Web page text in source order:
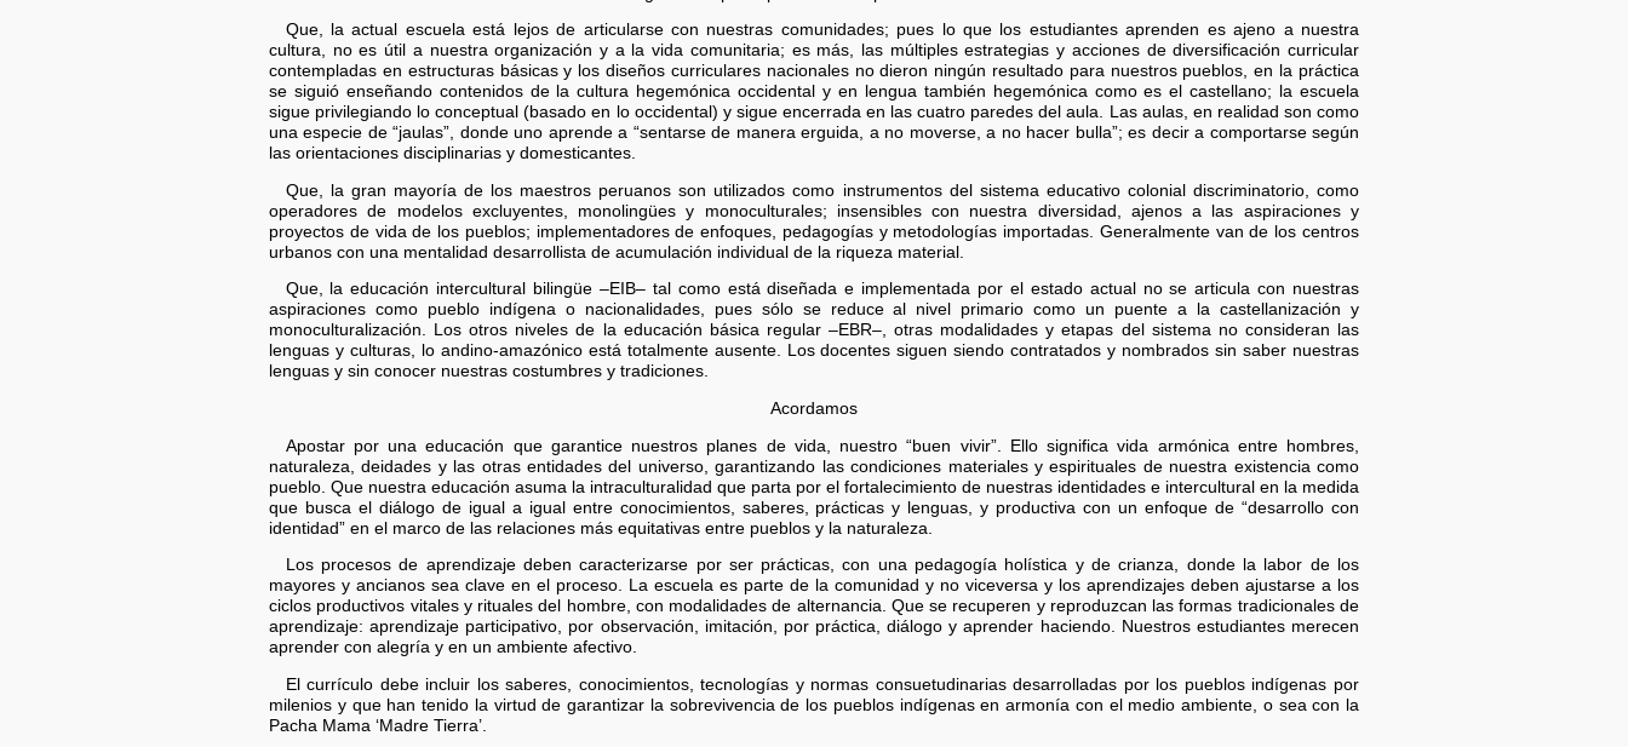
Que, la actual escuela está lejos de articularse con nuestras comunidades; pues lo que los estudiantes aprenden es ajeno a nuestra
cultura, no es útil a nuestra organización y a la vida comunitaria; es más, las múltiples estrategias y acciones de diversificación curricular
contempladas en estructuras básicas y los diseños curriculares nacionales no dieron ningún resultado para nuestros pueblos, en la práctica
se siguió enseñando contenidos de la cultura hegemónica occidental y en lengua también hegemónica como es el castellano; la escuela
sigue privilegiando lo conceptual (basado en lo occidental) y sigue encerrada en las cuatro paredes del aula. Las aulas, en realidad son como
una especie de “jaulas”, donde uno aprende a “sentarse de manera erguida, a no moverse, a no hacer bulla”; es decir a comportarse según
las orientaciones disciplinarias y domesticantes.
Que, la gran mayoría de los maestros peruanos son utilizados como instrumentos del sistema educativo colonial discriminatorio, como
operadores de modelos excluyentes, monolingües y monoculturales; insensibles con nuestra diversidad, ajenos a las aspiraciones y
proyectos de vida de los pueblos; implementadores de enfoques, pedagogías y metodologías importadas. Generalmente van de los centros
urbanos con una mentalidad desarrollista de acumulación individual de la riqueza material.
Que, la educación intercultural bilingüe –EIB– tal como está diseñada e implementada por el estado actual no se articula con nuestras
aspiraciones como pueblo indígena o nacionalidades, pues sólo se reduce al nivel primario como un puente a la castellanización y
monoculturalización. Los otros niveles de la educación básica regular –EBR–, otras modalidades y etapas del sistema no consideran las
lenguas y culturas, lo andino-amazónico está totalmente ausente. Los docentes siguen siendo contratados y nombrados sin saber nuestras
lenguas y sin conocer nuestras costumbres y tradiciones.
Acordamos
Apostar por una educación que garantice nuestros planes de vida, nuestro “buen vivir”. Ello significa vida armónica entre hombres,
naturaleza, deidades y las otras entidades del universo, garantizando las condiciones materiales y espirituales de nuestra existencia como
pueblo. Que nuestra educación asuma la intraculturalidad que parta por el fortalecimiento de nuestras identidades e intercultural en la medida
que busca el diálogo de igual a igual entre conocimientos, saberes, prácticas y lenguas, y productiva con un enfoque de “desarrollo con
identidad” en el marco de las relaciones más equitativas entre pueblos y la naturaleza.
Los procesos de aprendizaje deben caracterizarse por ser prácticas, con una pedagogía holística y de crianza, donde la labor de los
mayores y ancianos sea clave en el proceso. La escuela es parte de la comunidad y no viceversa y los aprendizajes deben ajustarse a los
ciclos productivos vitales y rituales del hombre, con modalidades de alternancia. Que se recuperen y reproduzcan las formas tradicionales de
aprendizaje: aprendizaje participativo, por observación, imitación, por práctica, diálogo y aprender haciendo. Nuestros estudiantes merecen
aprender con alegría y en un ambiente afectivo.
El currículo debe incluir los saberes, conocimientos, tecnologías y normas consuetudinarias desarrolladas por los pueblos indígenas por
milenios y que han tenido la virtud de garantizar la sobrevivencia de los pueblos indígenas en armonía con el medio ambiente, o sea con la
Pacha Mama ‘Madre Tierra’.